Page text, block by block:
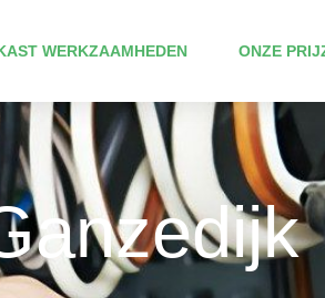
WERKZAAMHEDEN ONZE